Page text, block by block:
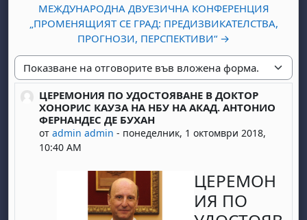
МЕЖДУНАРОДНА ДВУЕЗИЧНА КОНФЕРЕНЦИЯ
„ПРОМЕНЯЩИЯТ СЕ ГРАД: ПРЕДИЗВИКАТЕЛСТВА,
ПРОГНОЗИ, ПЕРСПЕКТИВИ“ →
Начин на показване
ЦЕРЕМОНИЯ ПО УДОСТОЯВАНЕ В ДОКТОР
ХОНОРИС КАУЗА НА НБУ НА АКАД. АНТОНИО
ФЕРНАНДЕС ДЕ БУХАН
отadmin admin - понеделник, 1 октомври 2018,
10:40 AM
Number of replies: 0
ЦЕРЕМОН
ИЯ ПО